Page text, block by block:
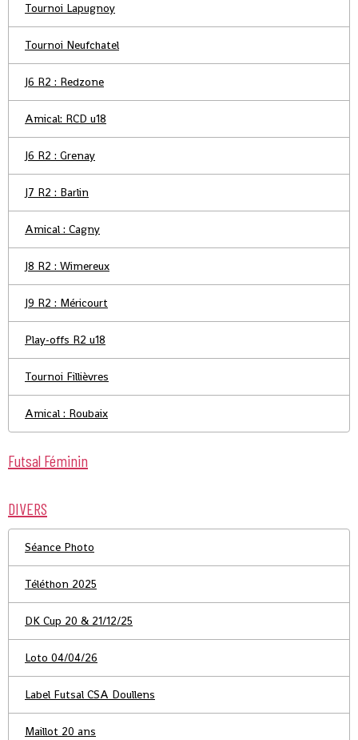
Tournoi Lapugnoy
Tournoi Neufchatel
J6 R2 : Redzone
Amical: RCD u18
J6 R2 : Grenay
J7 R2 : Barlin
Amical : Cagny
J8 R2 : Wimereux
J9 R2 : Méricourt
Play-offs R2 u18
Tournoi Fillièvres
Amical : Roubaix
Futsal Féminin
DIVERS
Séance Photo
Téléthon 2025
DK Cup 20 & 21/12/25
Loto 04/04/26
Label Futsal CSA Doullens
Maillot 20 ans